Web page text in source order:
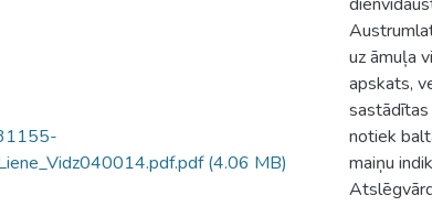
(4.06 MB)
uz āmuļa
apskats,
notiek
maiņu